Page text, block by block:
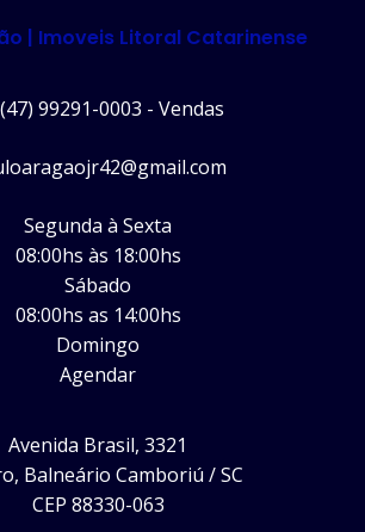
| Imoveis Litoral Catarinense
(47) 99291-0003 - Vendas
Segunda à Sexta
08:00hs às 18:00hs
Sábado
08:00hs as 14:00hs
Domingo
Agendar
Avenida Brasil, 3321
Balneário Camboriú / SC
CEP 88330-063